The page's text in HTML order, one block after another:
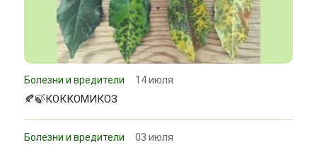
Болезни и вредители 14 июля
🍂🍃КОККОМИКОЗ
Болезни и вредители 03 июля